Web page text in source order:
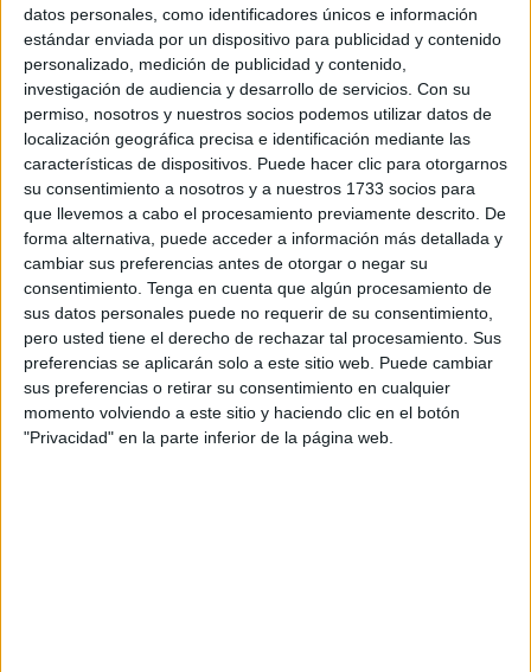
datos personales, como identificadores únicos e información
estándar enviada por un dispositivo para publicidad y contenido
personalizado, medición de publicidad y contenido,
investigación de audiencia y desarrollo de servicios. Con su
permiso, nosotros y nuestros socios podemos utilizar datos de
localización geográfica precisa e identificación mediante las
características de dispositivos. Puede hacer clic para otorgarnos
su consentimiento a nosotros y a nuestros 1733 socios para
que llevemos a cabo el procesamiento previamente descrito. De
forma alternativa, puede acceder a información más detallada y
cambiar sus preferencias antes de otorgar o negar su
consentimiento. Tenga en cuenta que algún procesamiento de
sus datos personales puede no requerir de su consentimiento,
pero usted tiene el derecho de rechazar tal procesamiento. Sus
preferencias se aplicarán solo a este sitio web. Puede cambiar
sus preferencias o retirar su consentimiento en cualquier
momento volviendo a este sitio y haciendo clic en el botón
"Privacidad" en la parte inferior de la página web.
POR MARIBEL TENA 05/08/2026 5
La Misa Pontifical reúne a cientos de ceutíes
en la iglesia de África
POR MARIBEL TENA 05/08/2026 2
Javier Beneroso, treinta años bajo las
trabajaderas: "Este es el 5 de agosto más
importante"
POR NIEVES ESTÉVEZ 05/08/2026 2
La Corte de Infantes, la cantera que garantiza
el futuro de la Hermandad de la Patrona de
Ceuta
POR NIEVES ESTÉVEZ 05/08/2026 0
La Virgen de África inicia su Novena con el
altar de cultos como protagonista